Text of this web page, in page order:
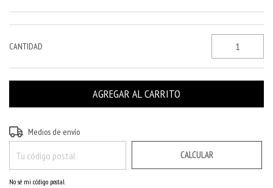
CANTIDAD
Entregas para el CP:
Medios de envío
CALCULAR
No sé mi código postal